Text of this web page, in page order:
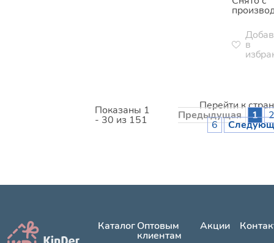
в
Показаны 1
- 30 из 151
Перейти к
Предыдущая 1 2
6
КаталогОптовым
клиентам
Акции